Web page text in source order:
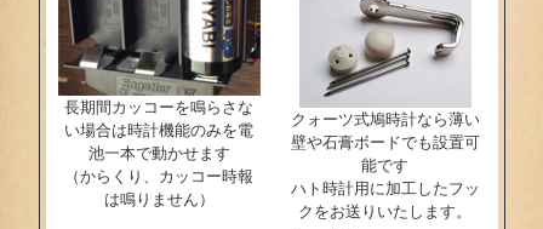
長期間カッコーを鳴らさな
い場合は時計機能のみを電
池一本で動かせます
（からくり、カッコー時報
は鳴りません）
クォーツ式鳩時計なら薄い
壁や石膏ボードでも設置可
能です
ハト時計用に加工したフッ
クをお送りいたします。